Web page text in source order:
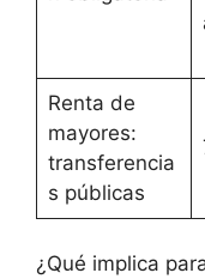
Renta de
mayores:
transferencia
s públicas
¿Qué implica